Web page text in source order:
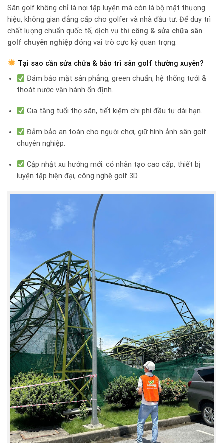
Sân golf không chỉ là nơi tập luyện mà còn là bộ mặt thương
hiệu, không gian đẳng cấp cho golfer và nhà đầu tư. Để duy trì
chất lượng chuẩn quốc tế, dịch vụ thi công & sửa chữa sân
golf chuyên nghiệp đóng vai trò cực kỳ quan trọng.
Tại sao cần sửa chữa & bảo trì sân golf thường xuyên?
Đảm bảo mặt sân phẳng, green chuẩn, hệ thống tưới &
thoát nước vận hành ổn định.
Gia tăng tuổi thọ sân, tiết kiệm chi phí đầu tư dài hạn.
Đảm bảo an toàn cho người chơi, giữ hình ảnh sân golf
chuyên nghiệp.
Cập nhật xu hướng mới: cỏ nhân tạo cao cấp, thiết bị
luyện tập hiện đại, công nghệ golf 3D.